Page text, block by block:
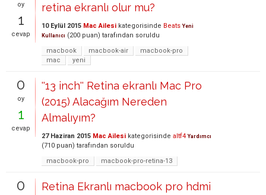
oy
1
cevap
retina ekranlı olur mu?
10 Eylül 2015 Mac Ailesi kategorisinde Beats Yeni
Kullanıcı (200 puan) tarafından soruldu
macbook
macbook-air
macbook-pro
mac
yeni
0
oy
1
cevap
''13 inch'' Retina ekranlı Mac Pro
(2015) Alacağım Nereden
Almalıyım?
27 Haziran 2015 Mac Ailesi kategorisinde altf4 Yardımcı
(710 puan) tarafından soruldu
macbook-pro
macbook-pro-retina-13
0
Retina Ekranlı macbook pro hdmi